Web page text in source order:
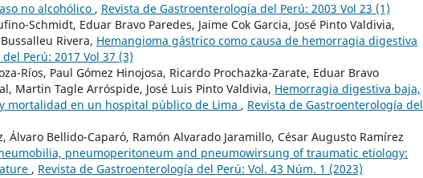
no alcohólico , Revista de Gastroenterología del Perú: 2003 Vol 23 (1)
Schmidt, Eduar Bravo Paredes, Jaime Cok Garcia, José Pinto Valdivia,
Rivera, Hemangioma gástrico como causa de hemorragia digestiva
Perú: 2017 Vol 37 (3)
Ríos, Paul Gómez Hinojosa, Ricardo Prochazka-Zarate, Eduar Bravo
Martin Tagle Arróspide, José Luis Pinto Valdivia, Hemorragia digestiva baja,
mortalidad en un hospital público de Lima , Revista de Gastroenterología del
Álvaro Bellido-Caparó, Ramón Alvarado Jaramillo, César Augusto Ramírez
pneumoperitoneum and pneumowirsung of traumatic etiology:
, Revista de Gastroenterología del Perú: Vol. 43 Núm. 1 (2023)